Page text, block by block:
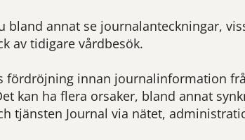
bland annat se journalanteckningar,
av tidigare vårdbesök.
fördröjning innan journalinformation
kan ha flera orsaker, bland annat
tjänsten Journal via nätet,